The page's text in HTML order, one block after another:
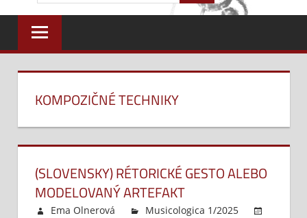
KOMPOZIČNÉ TECHNIKY
(SLOVENSKY) RÉTORICKÉ GESTO ALEBO
MODELOVANÝ ARTEFAKT
Ema Olnerová
Musicologica 1/2025